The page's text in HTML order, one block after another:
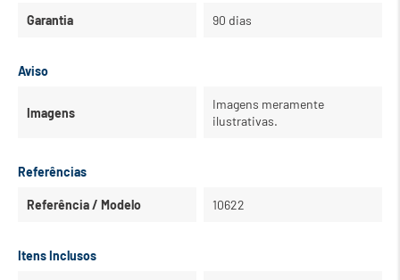
Garantia 90 dias
Aviso
Imagens
Imagens meramente
ilustrativas.
Referências
Referência / Modelo 10622
Itens Inclusos